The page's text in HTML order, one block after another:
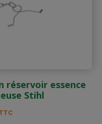
réservoir essence
Stihl